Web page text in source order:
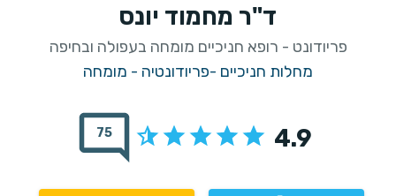
ד"ר מחמוד יונס
פריודונט - רופא חניכיים מומחה בעפולה ובחיפה
מחלות חניכיים -פריודונטיה - מומחה
4.9
75